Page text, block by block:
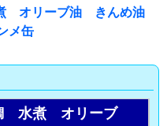
オリーブ油 きんめ油
メ缶
水煮 オリーブ